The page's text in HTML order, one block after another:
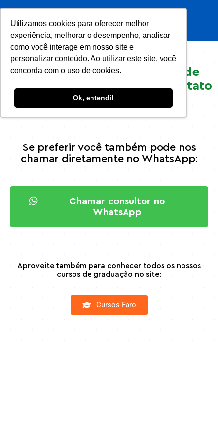
Utilizamos cookies para oferecer melhor
experiência, melhorar o desempenho, analisar
como você interage em nosso site e
personalizar conteúdo. Ao utilizar este site, você
concorda com o uso de cookies.
Ok, entendi!
Vestibular Faro 2022
Recebemos sua solicitação de
contato e entraremos em contato
com todos os detalhes.
Se preferir você também pode nos
chamar diretamente no WhatsApp:
Chamar consultor no
WhatsApp
Aproveite também para conhecer todos os nossos
cursos de graduação no site:
Cursos Faro